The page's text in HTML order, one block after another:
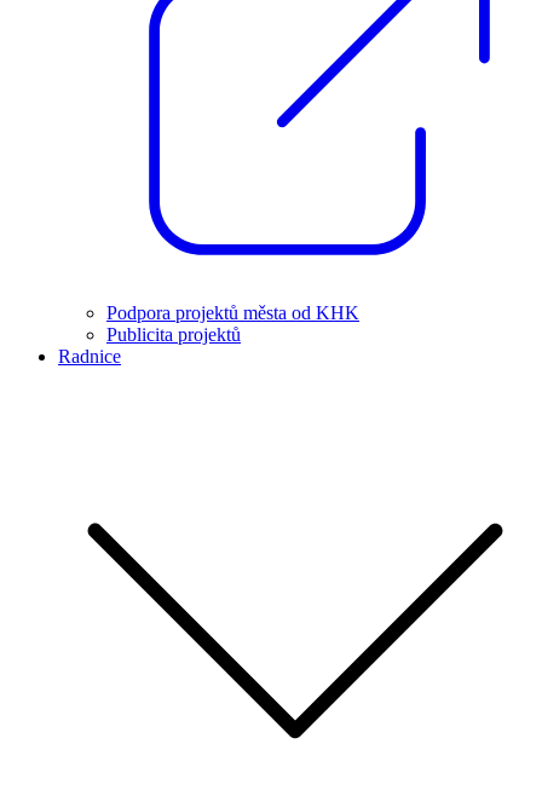
Podpora projektů města od KHK
Publicita projektů
Radnice